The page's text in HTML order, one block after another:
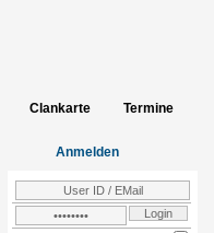
Clankarte Termine
Community
Anmelden